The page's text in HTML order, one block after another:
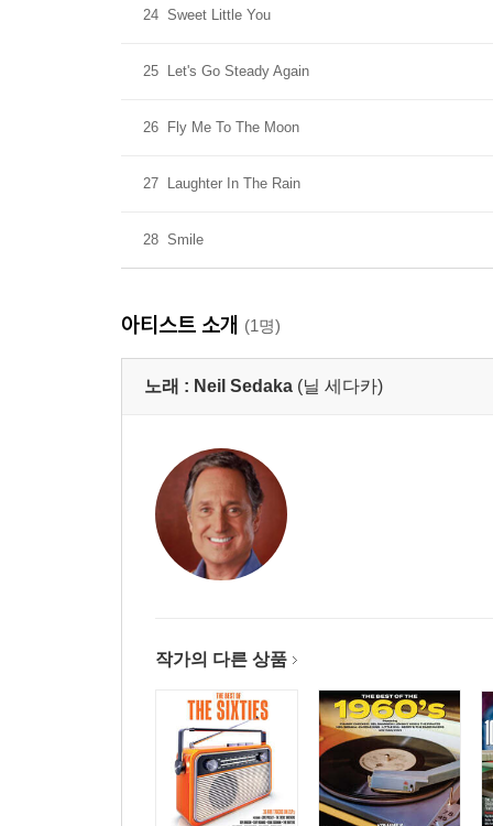
24 Sweet Little You
25 Let's Go Steady Again
26 Fly Me To The Moon
27 Laughter In The Rain
28 Smile
아티스트 소개 (1명)
노래 : Neil Sedaka (닐 세다카)
작가의 다른 상품